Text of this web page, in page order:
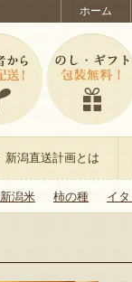
ホーム
新潟直送計画とは
新潟米 柿の種 イ